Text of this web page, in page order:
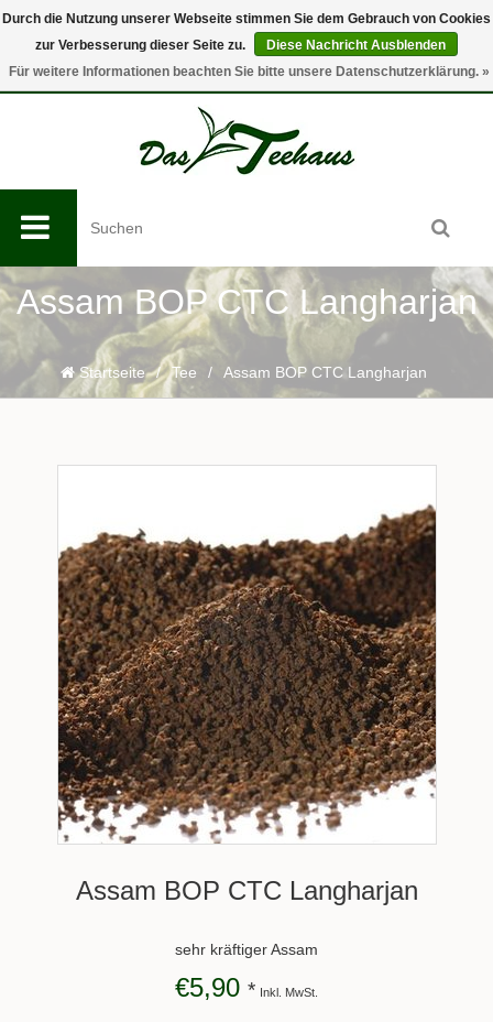
0
Assam BOP CTC Langharjan
Startseite / Tee / Assam BOP CTC Langharjan
Assam BOP CTC Langharjan
sehr kräftiger Assam
€5,90 * Inkl. MwSt.
Durch die Nutzung unserer Webseite stimmen Sie dem Gebrauch von Cookies
zur Verbesserung dieser Seite zu.
Diese Nachricht Ausblenden
Für weitere Informationen beachten Sie bitte unsere Datenschutzerklärung. »